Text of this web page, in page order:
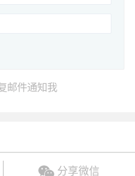
邮件通知我
分享微信